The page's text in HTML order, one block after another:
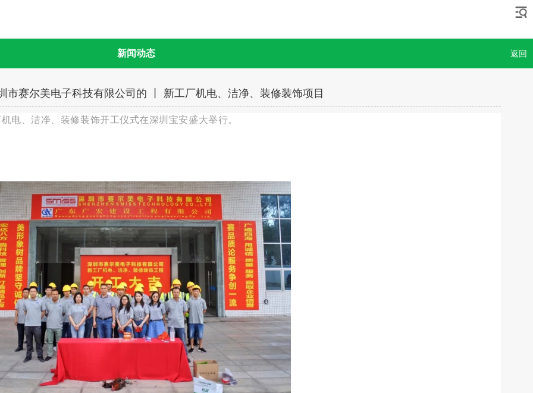
返回
新闻动态
市赛尔美电子科技有限公司的 丨 新工厂机电、洁净、装修装饰项目
、洁净、装修装饰开工仪式在深圳宝安盛大举行。